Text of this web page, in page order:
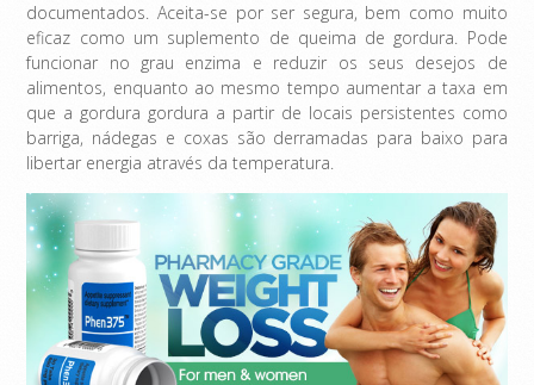
documentados. Aceita-se por ser segura, bem como muito
eficaz como um suplemento de queima de gordura. Pode
funcionar no grau enzima e reduzir os seus desejos de
alimentos, enquanto ao mesmo tempo aumentar a taxa em
que a gordura gordura a partir de locais persistentes como
barriga, nádegas e coxas são derramadas para baixo para
libertar energia através da temperatura.